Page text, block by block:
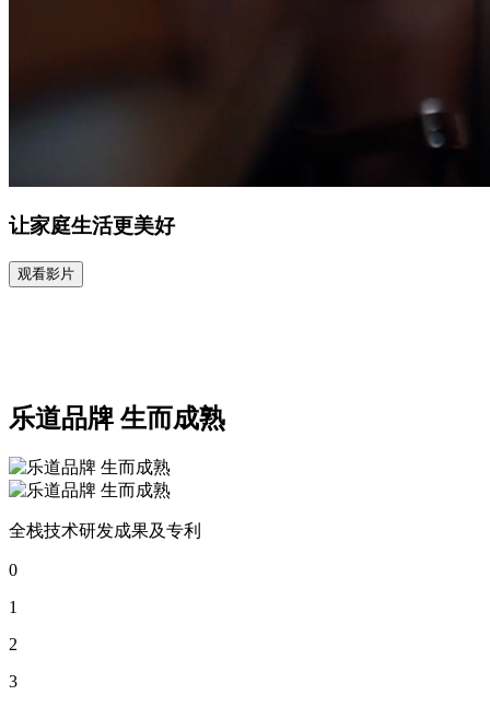
让家庭生活更美好
观看影片
乐道品牌 生而成熟
全栈技术研发成果及专利
0
1
2
3